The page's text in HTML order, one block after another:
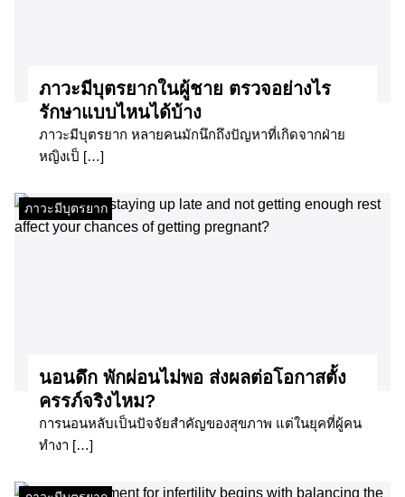
ภาวะมีบุตรยากในผู้ชาย ตรวจอย่างไร
รักษาแบบไหนได้บ้าง
ภาวะมีบุตรยาก หลายคนมักนึกถึงปัญหาที่เกิดจากฝ่าย
หญิงเป็ […]
ภาวะมีบุตรยาก
นอนดึก พักผ่อนไม่พอ ส่งผลต่อโอกาสตั้ง
ครรภ์จริงไหม?
การนอนหลับเป็นปัจจัยสำคัญของสุขภาพ แต่ในยุคที่ผู้คน
ทำงา […]